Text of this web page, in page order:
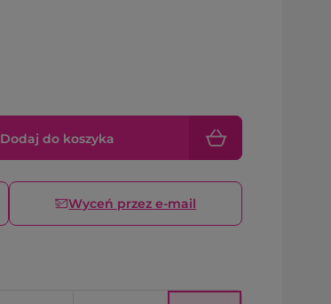
Dodaj do koszyka
Wyceń przez e-mail